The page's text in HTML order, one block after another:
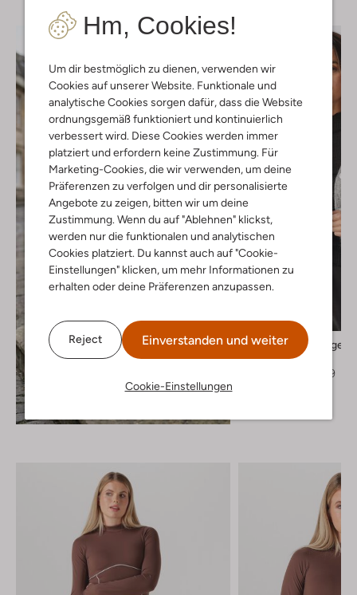
Hm, Cookies!
Um dir bestmöglich zu dienen, verwenden wir
Cookies auf unserer Website. Funktionale und
analytische Cookies sorgen dafür, dass die Website
ordnungsgemäß funktioniert und kontinuierlich
verbessert wird. Diese Cookies werden immer
platziert und erfordern keine Zustimmung. Für
Marketing-Cookies, die wir verwenden, um deine
Präferenzen zu verfolgen und dir personalisierte
Angebote zu zeigen, bitten wir um deine
Zustimmung. Wenn du auf "Ablehnen" klickst,
werden nur die funktionalen und analytischen
Cookies platziert. Du kannst auch auf "Cookie-
Einstellungen" klicken, um mehr Informationen zu
erhalten oder deine Präferenzen anzupassen.
Reject Einverstanden und weiter
Cookie-Einstellungen
-30%
Msch Copenhagen
Cardigans
€ 62,99